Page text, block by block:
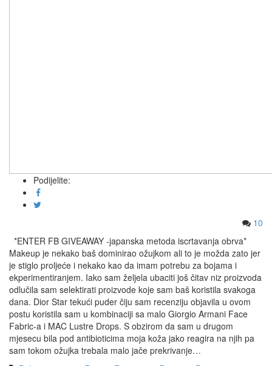
Podijelite:
10
*ENTER FB GIVEAWAY -japanska metoda iscrtavanja obrva*
Makeup je nekako baš dominirao ožujkom ali to je možda zato jer
je stiglo proljeće i nekako kao da imam potrebu za bojama i
ekperimentiranjem. Iako sam željela ubaciti još čitav niz proizvoda
odlučila sam selektirati proizvode koje sam baš koristila svakoga
dana. Dior Star tekući puder čiju sam recenziju objavila u ovom
postu koristila sam u kombinaciji sa malo Giorgio Armani Face
Fabric-a i MAC Lustre Drops. S obzirom da sam u drugom
mjesecu bila pod antibioticima moja koža jako reagira na njih pa
sam tokom ožujka trebala malo jače prekrivanje…